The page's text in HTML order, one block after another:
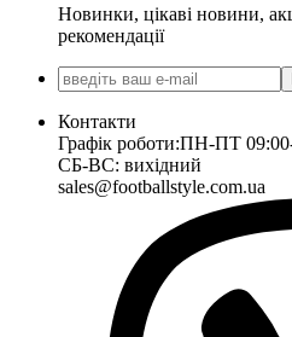
Новинки, цікаві новини,
рекомендації
Контакти
Графік роботи:ПН-ПТ
СБ-ВС: вихідний
sales@footballstyle.com.ua